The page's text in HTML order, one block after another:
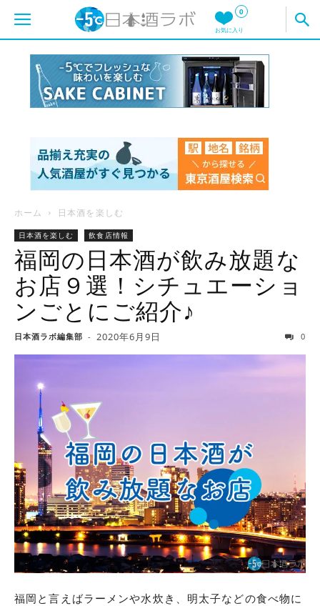
0
お気に入り
ホーム 日本酒を楽しむ
日本酒を楽しむ 飲食店情報
福岡の日本酒が飲み放題な
お店９選！シチュエーショ
ンごとにご紹介♪
日本酒ラボ編集部 - 2020年6月9日 0
福岡と言えばラーメンや水炊き、明太子などの食べ物に